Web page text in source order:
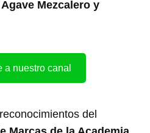
Mezcalero y
a nuestro canal
del